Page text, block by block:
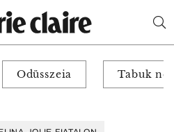
Odüsszeia Tabuk